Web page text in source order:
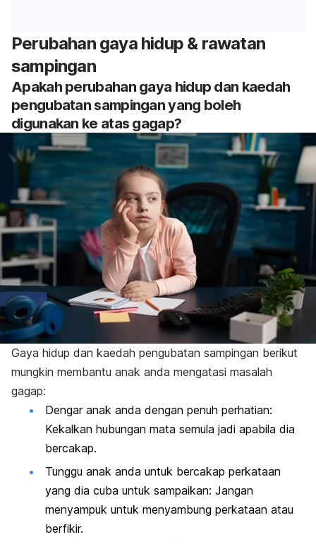
Perubahan gaya hidup & rawatan
sampingan
Apakah perubahan gaya hidup dan kaedah
pengubatan sampingan yang boleh
digunakan ke atas gagap?
Gaya hidup dan kaedah pengubatan sampingan berikut
mungkin membantu anak anda mengatasi masalah
gagap:
Dengar anak anda dengan penuh perhatian:
Kekalkan hubungan mata semula jadi apabila dia
bercakap.
Tunggu anak anda untuk bercakap perkataan
yang dia cuba untuk sampaikan: Jangan
menyampuk untuk menyambung perkataan atau
berfikir.